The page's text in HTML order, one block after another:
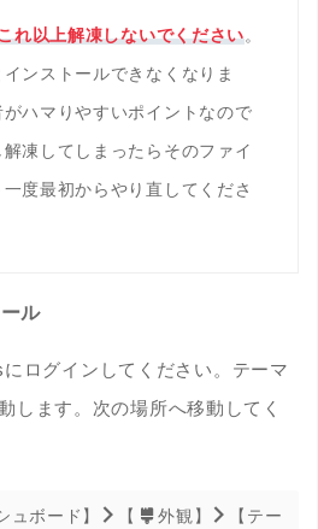
れ以上解凍しないでください。
ンストールできなくなりま
ハマりやすいポイントなので
凍してしまったらそのファイ
度最初からやり直してくださ
ル
ログインしてください。テーマ
します。次の場所へ移動してく
ュボード】 【 外観】
【テー